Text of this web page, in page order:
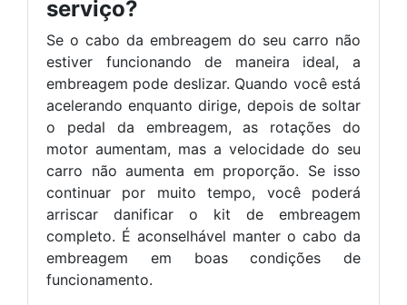
serviço?
Se o cabo da embreagem do seu carro não
estiver funcionando de maneira ideal, a
embreagem pode deslizar. Quando você está
acelerando enquanto dirige, depois de soltar
o pedal da embreagem, as rotações do
motor aumentam, mas a velocidade do seu
carro não aumenta em proporção. Se isso
continuar por muito tempo, você poderá
arriscar danificar o kit de embreagem
completo. É aconselhável manter o cabo da
embreagem em boas condições de
funcionamento.